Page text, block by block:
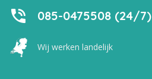
085-0475508 (24/7)
Wij werken landelijk